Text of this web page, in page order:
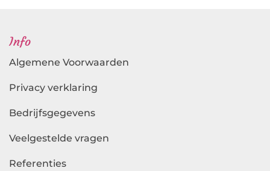
Info
Algemene Voorwaarden
Privacy verklaring
Bedrijfsgegevens
Veelgestelde vragen
Referenties